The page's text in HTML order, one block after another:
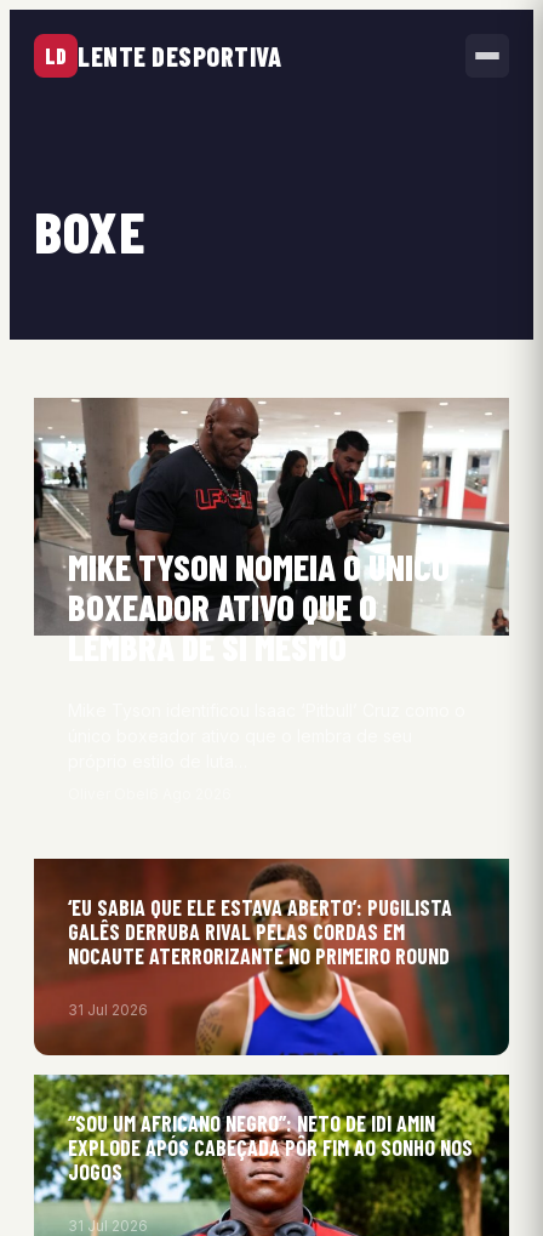
LD LENTE DESPORTIVA
BOXE
MIKE TYSON NOMEIA O ÚNICO
BOXEADOR ATIVO QUE O
LEMBRA DE SI MESMO
‘EU SABIA QUE ELE ESTAVA ABERTO’: PUGILISTA
GALÊS DERRUBA RIVAL PELAS CORDAS EM
NOCAUTE ATERRORIZANTE NO PRIMEIRO ROUND
31 Jul 2026
“SOU UM AFRICANO NEGRO”: NETO DE IDI AMIN
EXPLODE APÓS CABEÇADA PÔR FIM AO SONHO NOS
JOGOS
31 Jul 2026